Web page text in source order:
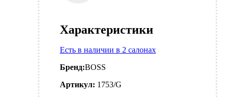
Характеристики
Есть в наличии в 2 салонах
Бренд:BOSS
Артикул: 1753/G